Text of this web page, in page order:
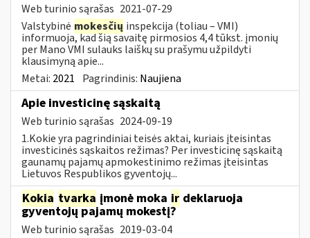
Web turinio sąrašas 2021-07-29
Valstybinė mokesčių inspekcija (toliau – VMI)
informuoja, kad šią savaitę pirmosios 4,4 tūkst. įmonių
per Mano VMI sulauks laiškų su prašymu užpildyti
klausimyną apie...
Metai: 2021 Pagrindinis: Naujiena
Apie investicinę sąskaitą
Web turinio sąrašas 2024-09-19
1.Kokie yra pagrindiniai teisės aktai, kuriais įteisintas
investicinės sąskaitos režimas? Per investicinę sąskaitą
gaunamų pajamų apmokestinimo režimas įteisintas
Lietuvos Respublikos gyventojų...
Kokia tvarka įmonė moka ir deklaruoja
gyventojų pajamų mokestį?
Web turinio sąrašas 2019-03-04